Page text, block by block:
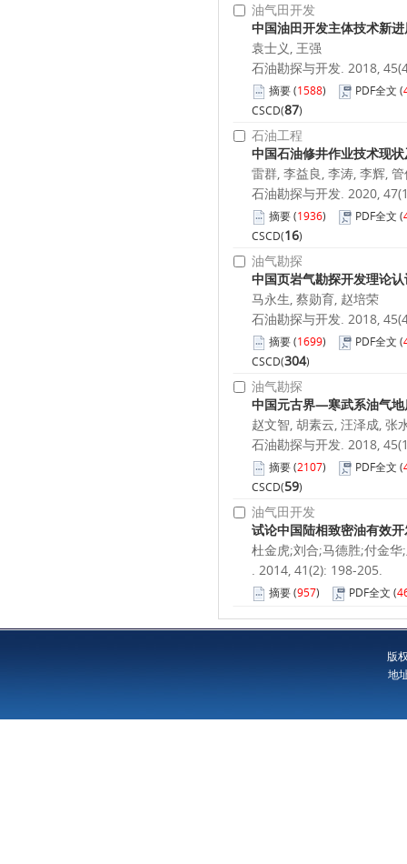
油气田开发
中国油田开发主体技术新
袁士义, 王强
石油勘探与开发. 2018,
摘要(1588) PDF全文 (
CSCD(87)
石油工程
中国石油修井作业技术现
雷群, 李益良, 李涛, 李辉,
石油勘探与开发. 2020,
摘要(1936) PDF全文 (
CSCD(16)
油气勘探
中国页岩气勘探开发理论
马永生, 蔡勋育, 赵培荣
石油勘探与开发. 2018,
摘要(1699) PDF全文 (
CSCD(304)
油气勘探
中国元古界—寒武系油气
赵文智, 胡素云, 汪泽成, 张
石油勘探与开发. 2018,
摘要(2107) PDF全文 (
CSCD(59)
油气田开发
试论中国陆相致密油有效
杜金虎;刘合;马德胜;付金
. 2014, 41(2): 198-205.
摘要(957) PDF全文 (
版
地